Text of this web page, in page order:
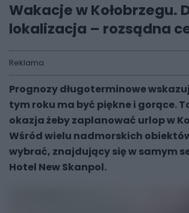
Wakacje w Kołobrzegu.
lokalizacja – rozsądna
Reklama
Prognozy długoterminowe
tym roku ma być piękne i gorące.
okazja żeby zaplanować urlop w
Wśród wielu nadmorskich
wybrać, znajdujący się w samym
Hotel New Skanpol.